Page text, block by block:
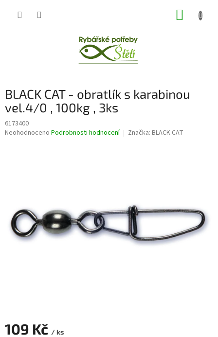
BLACK CAT - obratlík s karabinou
vel.4/0 , 100kg , 3ks
6173400
Průměrné
Neohodnoceno Podrobnosti hodnocení Značka: BLACK CAT
109 Kč / ks